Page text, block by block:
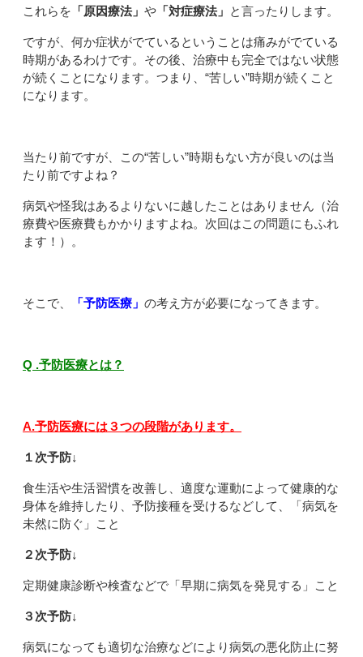
これらを 「原因療法」 や 「対症療法」 と言ったりします。
ですが、何か症状がでているということは痛みがでている
時期があるわけです。その後、治療中も完全ではない状態
が続くことになります。つまり、“苦しい”時期が続くこと
になります。
当たり前ですが、この“苦しい”時期もない方が良いのは当
たり前ですよね？
病気や怪我はあるよりないに越したことはありません（治
療費や医療費もかかりますよね。次回はこの問題にもふれ
ます！）。
そこで、 「予防医療」 の考え方が必要になってきます。
Q .予防医療とは？
A.予防医療には３つの段階があります。
１次予防↓
食生活や生活習慣を改善し、適度な運動によって健康的な
身体を維持したり、予防接種を受けるなどして、「病気を
未然に防ぐ」こと
２次予防↓
定期健康診断や検査などで「早期に病気を発見する」こと
３次予防↓
病気になっても適切な治療などにより病気の悪化防止に努